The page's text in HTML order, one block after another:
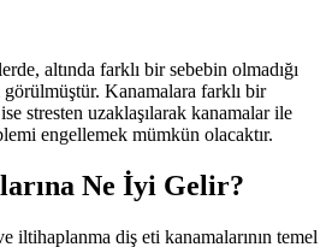
altında farklı bir sebebin olmadığı
görülmüştür. Kanamalara farklı bir
stresten uzaklaşılarak kanamalar ile
engellemek mümkün olacaktır.
Ne İyi Gelir?
iltihaplanma diş eti kanamalarının temel